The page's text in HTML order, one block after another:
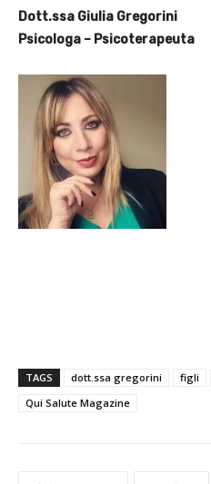
Dott.ssa Giulia Gregorini
Psicologa – Psicoterapeuta
TAGS dott.ssa gregorini figli
Qui Salute Magazine